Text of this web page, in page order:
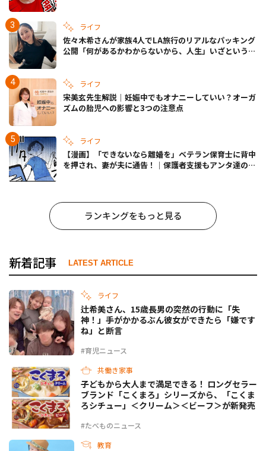
ライフ
佐々木希さんが家族4人でLA旅行のリアルなパッキング
公開「何があるかわからないから、人生」いざというと
ライフ
宋美玄先生解説｜妊娠中でもオナニーしていい？オーガ
ズムの胎児への影響と3つの注意点
ライフ
【漫画】「できないなら離婚を」ベテラン保育士に背中
を押され、妻が夫に通告！｜保護者支援もアンタ達の仕
ランキングをもっと見る
新着記事 LATEST ARTICLE
ライフ
#育児ニュース
辻希美さん、15歳長男の突然の行動に「失
神！」手がかかるぶん彼女ができたら「嫌です
ね」と断言
共働き家事
#たべものニュース
子どもから大人まで満足できる！ ロングセラー
ブランド「こくまろ」シリーズから、「こくま
ろシチュー」＜クリーム＞＜ビーフ＞が新発売
教育